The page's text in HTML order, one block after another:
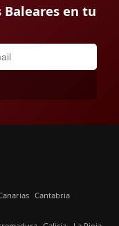
Baleares en tu
Cantabria